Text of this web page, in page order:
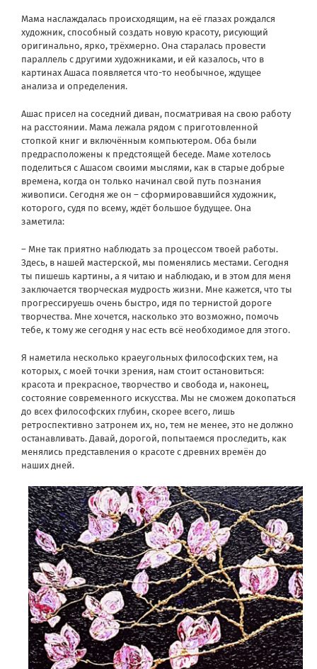
Мама наслаждалась происходящим, на её глазах рождался
художник, способный создать новую красоту, рисующий
оригинально, ярко, трёхмерно. Она старалась провести
параллель с другими художниками, и ей казалось, что в
картинах Ашаса появляется что-то необычное, ждущее
анализа и определения.
Ашас присел на соседний диван, посматривая на свою работу
на расстоянии. Мама лежала рядом с приготовленной
стопкой книг и включённым компьютером. Оба были
предрасположены к предстоящей беседе. Маме хотелось
поделиться с Ашасом своими мыслями, как в старые добрые
времена, когда он только начинал свой путь познания
живописи. Сегодня же он – сформировавшийся художник,
которого, судя по всему, ждёт большое будущее. Она
заметила:
– Мне так приятно наблюдать за процессом твоей работы.
Здесь, в нашей мастерской, мы поменялись местами. Сегодня
ты пишешь картины, а я читаю и наблюдаю, и в этом для меня
заключается творческая мудрость жизни. Мне кажется, что ты
прогрессируешь очень быстро, идя по тернистой дороге
творчества. Мне хочется, насколько это возможно, помочь
тебе, к тому же сегодня у нас есть всё необходимое для этого.
Я наметила несколько краеугольных философских тем, на
которых, с моей точки зрения, нам стоит остановиться:
красота и прекрасное, творчество и свобода и, наконец,
состояние современного искусства. Мы не сможем докопаться
до всех философских глубин, скорее всего, лишь
ретроспективно затронем их, но, тем не менее, это не должно
останавливать. Давай, дорогой, попытаемся проследить, как
менялись представления о красоте с древних времён до
наших дней.